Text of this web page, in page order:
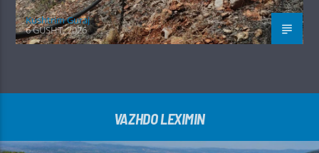
Kushtrim Guraj
6 GUSHT, 2026
VAZHDO LEXIMIN